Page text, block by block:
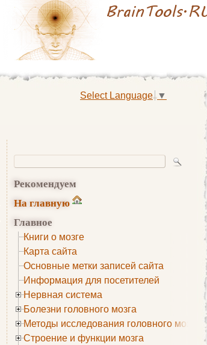
Select Language ▼
Рекомендуем
На главную
Главное
Книги о мозге
Карта сайта
Основные метки записей сайта
Информация для посетителей
Нервная система
Болезни головного мозга
Методы исследования головного мозга
Строение и функции мозга